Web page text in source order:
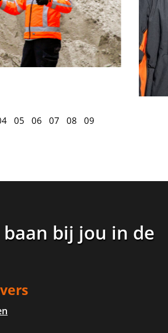
05 06 07 08 09
bij jou in de